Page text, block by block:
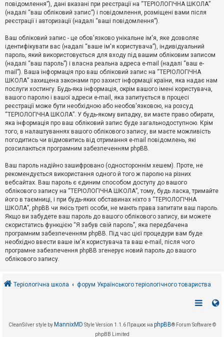
т
и
в
е
м
и
П
о
ш
у
Д
о
м
о
г
повідомлення”), дані вказані при реєстрації на “ТЕРІОЛОГІЧНА ШКОЛА”
(надалі “ваш обліковий запис”) і повідомлення, розміщені вами після
реєстрації і авторизації (надалі “ваші повідомлення”).
Ваш обліковий запис - це обов'язково унікальне ім'я, яке дозволяє
ідентифікувати вас (надалі “ваше ім'я користувача”), індивідуальний
пароль, який використовується для входу під вашим обліковим записом
(надалі “ваш пароль”) і власна реальна адреса e-mail (надалі “ваш e-
mail”). Ваша інформація про ваш обліковий запис на “ТЕРІОЛОГІЧНА
ШКОЛА” захищена законами про захист інформації країни, яка надає нам
послуги хостингу. Будь-яка інформація, окрім вашого імені користувача,
вашого паролю і вашої адреси e-mail, яка запитується в процесі
реєстрації може бути необхідною або необов'язковою, на розсуд
“ТЕРІОЛОГІЧНА ШКОЛА”. У будь-якому випадку, ви маєте право обирати,
яка інформація про ваш обліковий запис буде загальнодоступною. Крім
того, в налаштуваннях вашого облікового запису, ви маєте можливість
погодитись чи відмовитись від отримання e-mail повідомлень, які
розсилаються програмним забезпеченням phpBB.
Ваш пароль надійно зашифровано (одностороннім хешем). Проте, не
рекомендується використання одного й того ж паролю на різних
вебсайтах. Ваш пароль є єдиним способом доступу до вашого
облікового запису на “ТЕРІОЛОГІЧНА ШКОЛА”, тому, будь ласка, тримайте
його в таємниці, і при будь-яких обставинах ніхто з “ТЕРІОЛОГІЧНА
ШКОЛА”, phpBB чи якісь треті особи, не мають права запитати ваш пароль.
Якщо ви забудете ваш пароль до вашого облікового запису, ви можете
скористатись функцією “Я забув свій пароль”, яка передбачена
програмним забезпеченням phpBB. Під час цієї процедури вам буде
необхідно ввести ваше ім'я користувача та ваш e-mail, після чого
програмне забезпечення phpBB згенерує новий пароль до вашого
облікового запису.
Теріологічна школа форум Українського теріологічного товариства
CleanSilver style by MannixMD Style Version 1.1.6 Працює на phpBB® Forum Software ©
phpBB Limited